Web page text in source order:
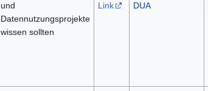
und
Datennutzungsprojekte
wissen sollten
Link DUA